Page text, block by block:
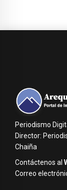
Periodismo
Director:
Chaiña
Contáctenos al
Correo